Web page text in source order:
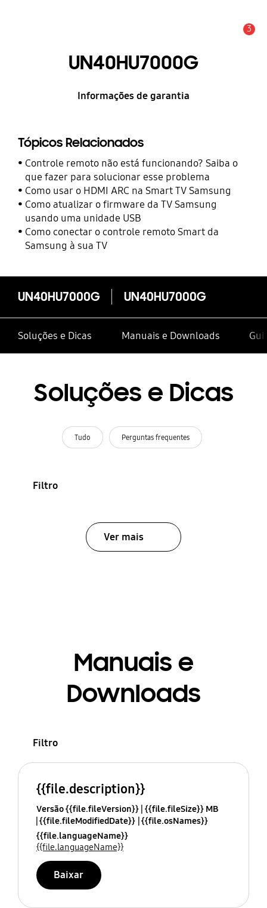
3
UN40HU7000G
Informações de garantia
Tópicos Relacionados
Controle remoto não está funcionando? Saiba o
que fazer para solucionar esse problema
Como usar o HDMI ARC na Smart TV Samsung
Como atualizar o firmware da TV Samsung
usando uma unidade USB
Como conectar o controle remoto Smart da
Samsung à sua TV
UN40HU7000G UN40HU7000G
Soluções e Dicas Manuais e Downloads
Soluções e Dicas
Tudo Perguntas frequentes
Filtro
Ver mais
Manuais e
Downloads
Filtro
{{file.description}}
Versão {{file.fileVersion}} {{file.fileSize}} MB
{{file.fileModifiedDate}} {{file.osNames}}
{{file.languageName}}
{{file.languageName}}
Baixar